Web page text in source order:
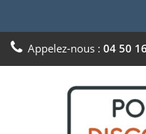
Appelez-nous : 04 50